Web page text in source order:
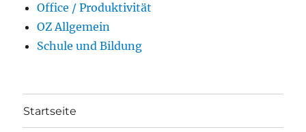
Office / Produktivität
OZ Allgemein
Schule und Bildung
Startseite